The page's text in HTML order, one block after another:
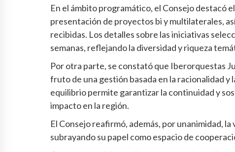
En el ámbito programático, el Consejo destacó
presentación de proyectos bi y multilaterales,
recibidas. Los detalles sobre las iniciativas
semanas, reflejando la diversidad y riqueza
Por otra parte, se constató que Iberorquestas
fruto de una gestión basada en la racionalidad y
equilibrio permite garantizar la continuidad y
impacto en la región.
El Consejo reafirmó, además, por unanimidad,
subrayando su papel como espacio de